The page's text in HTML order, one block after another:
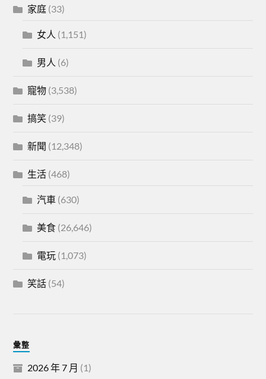
家庭 (33)
女人 (1,151)
男人 (6)
寵物 (3,538)
搞笑 (39)
新聞 (12,348)
生活 (468)
汽車 (630)
美食 (26,646)
電玩 (1,073)
笑話 (54)
彙整
2026 年 7 月 (1)